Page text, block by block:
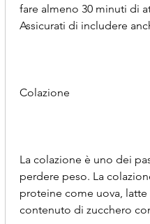
fare almeno 30 minuti di
Assicurati di includere
Colazione
La colazione è uno dei
perdere peso. La
proteine come uova,
contenuto di zucchero